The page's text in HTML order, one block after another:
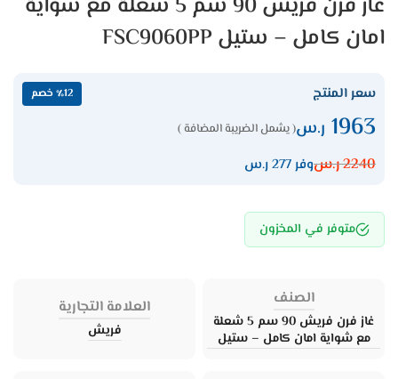
غاز فرن فريش 90 سم 5 شعلة مع شواية
امان كامل – ستيل FSC9060PP
سعر المنتج ٪12 خصم
1963 ر.س( يشمل الضريبة المضافة )
2240ر.سوفر 277 ر.س
متوفر في المخزون
الصنف
غاز فرن فريش 90 سم 5 شعلة
مع شواية امان كامل – ستيل
العلامة التجارية
فريش